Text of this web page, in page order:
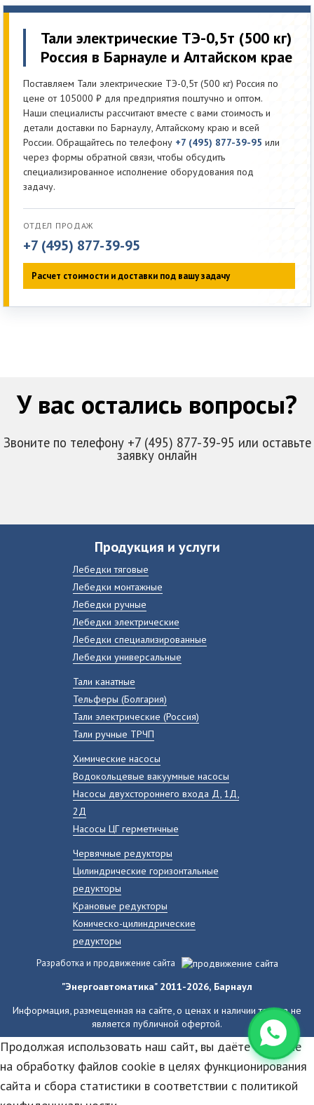
Тали электрические ТЭ-0,5т (500 кг)
Россия в Барнауле и Алтайском крае
Поставляем Тали электрические ТЭ-0,5т (500 кг) Россия по
цене от 105000 ₽ для предприятия поштучно и оптом.
Наши специалисты рассчитают вместе с вами стоимость и
детали доставки по Барнаулу, Алтайскому краю и всей
России. Обращайтесь по телефону +7 (495) 877-39-95 или
через формы обратной связи, чтобы обсудить
специализированное исполнение оборудования под
задачу.
ОТДЕЛ ПРОДАЖ
+7 (495) 877-39-95
Расчет стоимости и доставки под вашу задачу
У вас остались вопросы?
Звоните по телефону +7 (495) 877-39-95 или оставьте
заявку онлайн
Продукция и услуги
Лебедки тяговые
Лебедки монтажные
Лебедки ручные
Лебедки электрические
Лебедки специализированные
Лебедки универсальные
Тали канатные
Тельферы (Болгария)
Тали электрические (Россия)
Тали ручные ТРЧП
Химические насосы
Водокольцевые вакуумные насосы
Насосы двухстороннего входа Д, 1Д,
2Д
Насосы ЦГ герметичные
Червячные редукторы
Цилиндрические горизонтальные
редукторы
Крановые редукторы
Коническо-цилиндрические
редукторы
Разработка и продвижение сайта
"Энергоавтоматика" 2011-2026, Барнаул
Информация, размещенная на сайте, о ценах и наличии товара не
является публичной офертой.
Продолжая использовать наш сайт, вы даёте согласие
на обработку файлов cookie в целях функционирования
сайта и сбора статистики в соответствии с политикой